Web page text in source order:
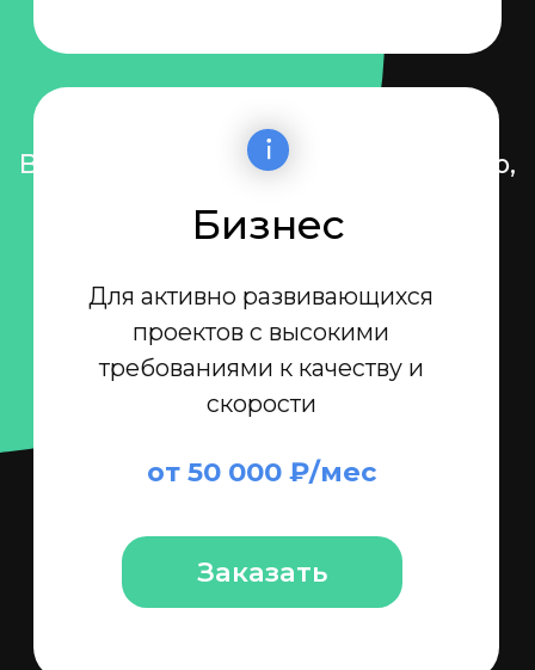
Хотите сайт,
который реально
работает?
Давайте сделаем его